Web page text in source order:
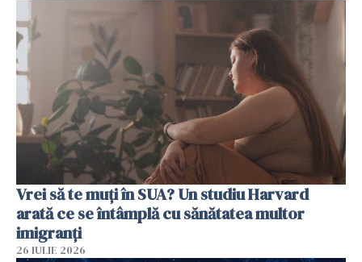
Vrei să te muți în SUA? Un studiu Harvard
arată ce se întâmplă cu sănătatea multor
imigranți
26 IULIE 2026